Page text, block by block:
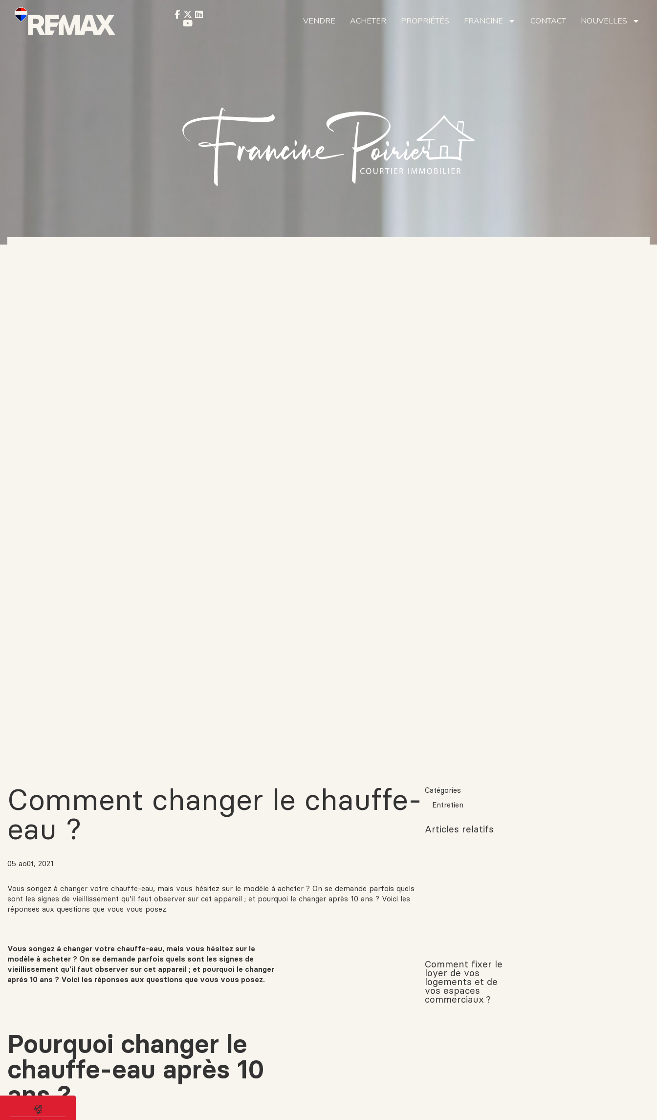
VENDRE ACHETER PROPRIÉTÉS FRANCINE CONTACT NOUVELLES
Comment changer le chauffe-
eau ?
05 août, 2021
Vous songez à changer votre chauffe-eau, mais vous hésitez sur le modèle à acheter ? On se demande parfois quels
sont les signes de vieillissement qu’il faut observer sur cet appareil ; et pourquoi le changer après 10 ans ? Voici les
réponses aux questions que vous vous posez.
Vous songez à changer votre chauffe-eau, mais vous hésitez sur le
modèle à acheter ? On se demande parfois quels sont les signes de
vieillissement qu’il faut observer sur cet appareil ; et pourquoi le changer
après 10 ans ? Voici les réponses aux questions que vous vous posez.
Pourquoi changer le
chauffe-eau après 10
ans ?
Catégories
Entretien
Articles relatifs
Comment fixer le
loyer de vos
logements et de
vos espaces
commerciaux ?